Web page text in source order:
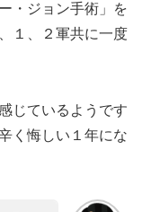
・ジョン手術」を
１、２軍共に一度
じているようです
く悔しい１年にな